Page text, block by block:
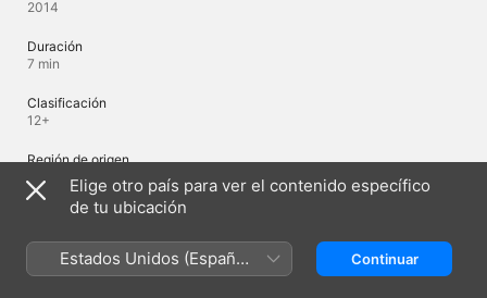
2014
Duración
7 min
Clasificación
12+
Región de origen
Japón
Idiomas
Audio original
Elige otro país para ver el contenido específico
de tu ubicación
Estados Unidos (Español
México)
Continuar